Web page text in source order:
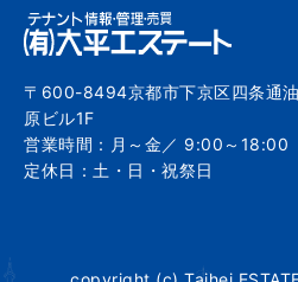
〒600-8494京都市下京区四条通
原ビル1F
営業時間：月～金／ 9:00～18:00
定休日：土・日・祝祭日